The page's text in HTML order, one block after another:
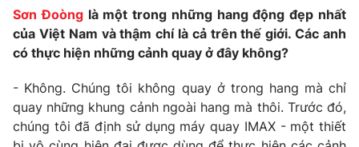
Học trực tuyến
Hitech Công nghệ tương lai
Sản phẩm
Thị trường
Tư vấn
Giao lưu trực tuyến
Lịch phát sóng
Chuyên mục khác
Sơn Đoònglà một trong những hang động đẹp nhất
của Việt Nam và thậm chí là cả trên thế giới. Các anh
có thực hiện những cảnh quay ở đây không?
- Không. Chúng tôi không quay ở trong hang mà chỉ
quay những khung cảnh ngoài hang mà thôi. Trước đó,
chúng tôi đã định sử dụng máy quay IMAX - một thiết